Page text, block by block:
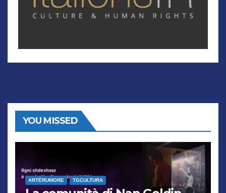
YOU MISSED
ARTÈRUMORE TGCULTURA